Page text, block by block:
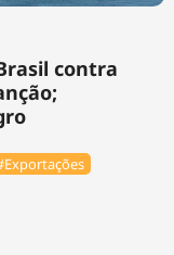
contra